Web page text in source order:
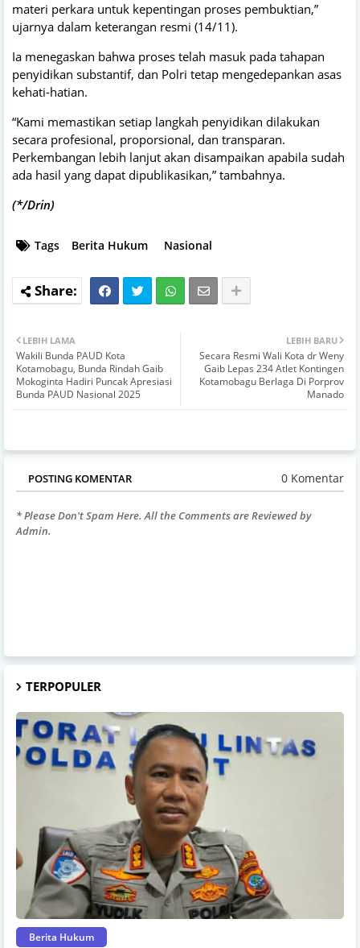
materi perkara untuk kepentingan proses pembuktian,”
ujarnya dalam keterangan resmi (14/11).
Ia menegaskan bahwa proses telah masuk pada tahapan
penyidikan substantif, dan Polri tetap mengedepankan asas
kehati-hatian.
“Kami memastikan setiap langkah penyidikan dilakukan
secara profesional, proporsional, dan transparan.
Perkembangan lebih lanjut akan disampaikan apabila sudah
ada hasil yang dapat dipublikasikan,” tambahnya.
(*/Drin)
Tags Berita Hukum Nasional
LEBIH BARU
Secara Resmi Wali Kota dr Weny
Gaib Lepas 234 Atlet Kontingen
Kotamobagu Berlaga Di Porprov
Manado
LEBIH LAMA
Wakili Bunda PAUD Kota
Kotamobagu, Bunda Rindah Gaib
Mokoginta Hadiri Puncak Apresiasi
Bunda PAUD Nasional 2025
POSTING KOMENTAR 0 Komentar
* Please Don't Spam Here. All the Comments are Reviewed by
Admin.
TERPOPULER
Berita Hukum